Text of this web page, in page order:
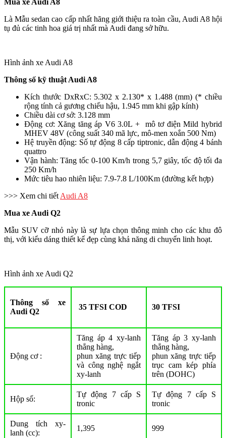
Mua xe Audi A8
Là Mẫu sedan cao cấp nhất hãng giới thiệu ra toàn cầu, Audi A8 hội
tụ đủ các tinh hoa giá trị nhất mà Audi đang sở hữu.
Hình ảnh xe Audi A8
Thông số kỹ thuật Audi A8
Kích thước DxRxC: 5.302 x 2.130* x 1.488 (mm) (* chiều
rộng tính cả gương chiếu hậu, 1.945 mm khi gập kính)
Chiều dài cơ sở: 3.128 mm
Động cơ: Xăng tăng áp V6 3.0L + mô tơ điện Mild hybrid
MHEV 48V (công suất 340 mã lực, mô-men xoắn 500 Nm)
Hệ truyền động: Số tự động 8 cấp tiptronic, dẫn động 4 bánh
quattro
Vận hành: Tăng tốc 0-100 Km/h trong 5,7 giây, tốc độ tối đa
250 Km/h
Mức tiêu hao nhiên liệu: 7.9-7.8 L/100Km (đường kết hợp)
>>> Xem chi tiết Audi A8
Mua xe Audi Q2
Mẫu SUV cỡ nhỏ này là sự lựa chọn thông minh cho các khu đô
thị, với kiểu dáng thiết kế đẹp cùng khả năng di chuyển linh hoạt.
Hình ảnh xe Audi Q2
Thông số xe
Audi Q2
35 TFSI COD 30 TFSI
Động cơ :
Tăng áp 4 xy-lanh
thẳng hàng,
phun xăng trực tiếp
và công nghệ ngắt
xy-lanh
Tăng áp 3 xy-lanh
thẳng hàng,
phun xăng trực tiếp
trục cam kép phía
trên (DOHC)
Hộp số:
Tự động 7 cấp S
tronic
Tự động 7 cấp S
tronic
Dung tích xy-
lanh (cc):
1,395 999